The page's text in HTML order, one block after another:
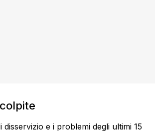
disservizio e i problemi degli ultimi 15